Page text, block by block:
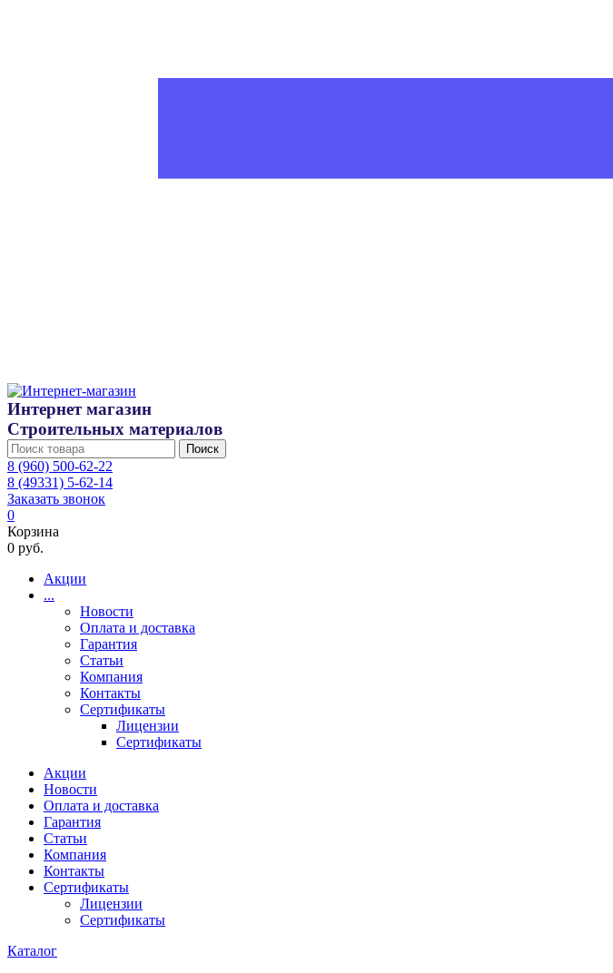
Интернет магазин
Строительных материалов
Поиск
8 (960) 500-62-22
8 (49331) 5-62-14
Заказать звонок
0
Корзина
0 руб.
Акции
...
Новости
Оплата и доставка
Гарантия
Статьи
Компания
Контакты
Сертификаты
Лицензии
Сертификаты
Акции
Новости
Оплата и доставка
Гарантия
Статьи
Компания
Контакты
Сертификаты
Лицензии
Сертификаты
Каталог